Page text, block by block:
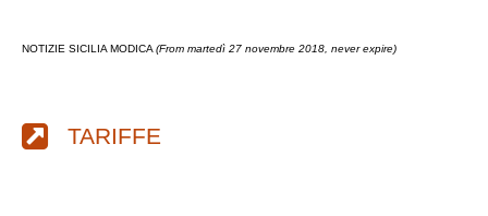
NOTIZIE SICILIA MODICA (From martedì 27 novembre 2018, never expire)
TARIFFE